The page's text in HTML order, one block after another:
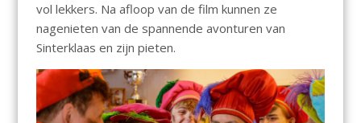
vol lekkers. Na afloop van de film kunnen ze
nagenieten van de spannende avonturen van
Sinterklaas en zijn pieten.